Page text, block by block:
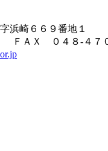
浜崎６６９番地１
ＡＸ ０４８-４７